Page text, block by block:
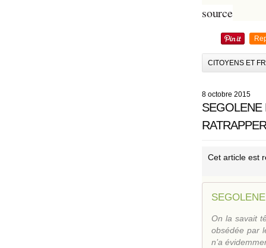
source
CITOYENS ET
8 octobre 2015
SEGOLENE
Cet article est
On la savait
obsédée par
n’a